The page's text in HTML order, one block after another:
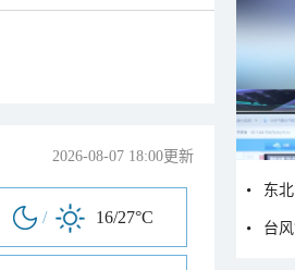
2026-08-07 18:00更新
/ 16/27°C
东
台